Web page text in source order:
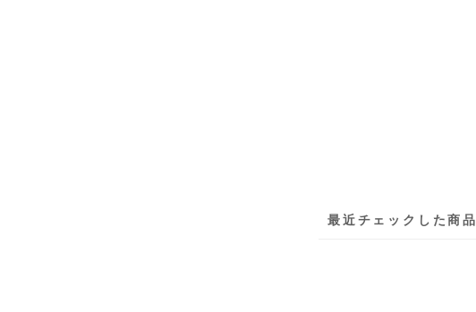
最近チェックした商品